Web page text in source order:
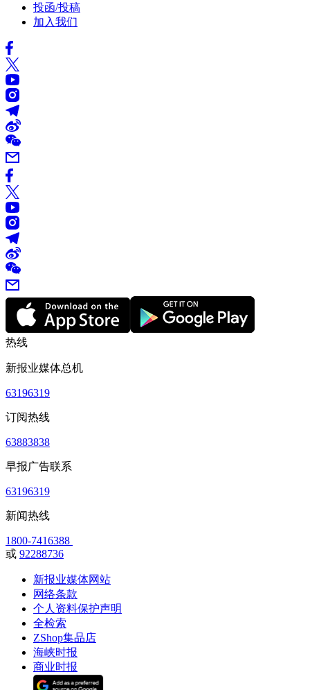
投函/投稿
加入我们
热线
新报业媒体总机
63196319
订阅热线
63883838
早报广告联系
63196319
新闻热线
1800-7416388
或 92288736
新报业媒体网站
网络条款
个人资料保护声明
全检索
ZShop集品店
海峡时报
商业时报